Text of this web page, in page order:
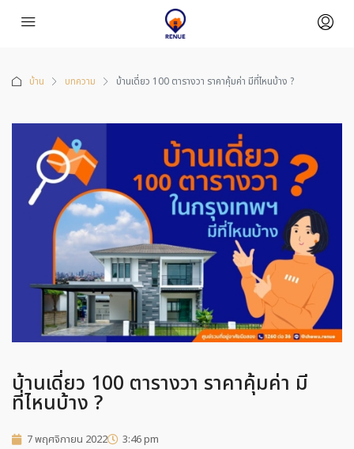
บ้าน บทความ บ้านเดี่ยว 100 ตารางวา ราคาคุ้มค่า มีที่ไหนบ้าง ?
บ้านเดี่ยว 100 ตารางวา ราคาคุ้มค่า มี
ที่ไหนบ้าง ?
7 พฤศจิกายน 2022 3:46 pm